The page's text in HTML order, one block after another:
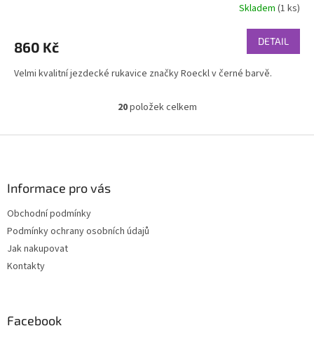
Skladem (1 ks)
860 Kč DETAIL
Velmi kvalitní jezdecké rukavice značky Roeckl v černé barvě.
O
l
20položek celkem
Informace pro vás
Obchodní podmínky
Podmínky ochrany osobních údajů
Jak nakupovat
Kontakty
Facebook